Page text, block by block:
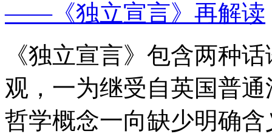
——《独立宣言》再解读
《独立宣言》包含两种
观，一为继受自英国普
哲学概念一向缺少明确